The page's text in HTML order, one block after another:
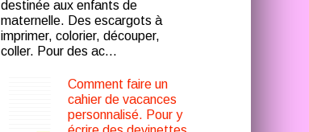
destinée aux enfants de
maternelle. Des escargots à
imprimer, colorier, découper,
coller. Pour des ac...
Comment faire un
cahier de vacances
personnalisé. Pour y